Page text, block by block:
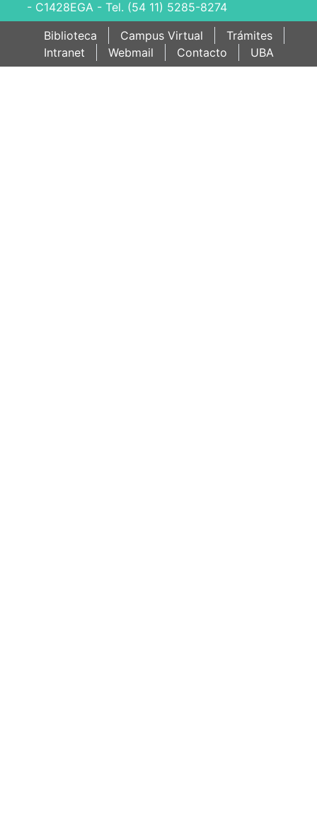
- C1428EGA - Tel. (54 11) 5285-8274
Biblioteca
Campus Virtual
Trámites
Intranet
Webmail Contacto UBA